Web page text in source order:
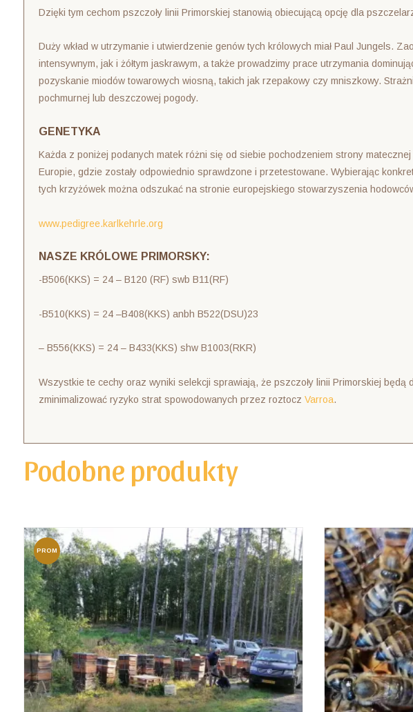
Dzięki tym cechom pszczoły linii Primorskiej stanowią obiecującą opcję dla
Duży wkład w utrzymanie i utwierdzenie genów tych królowych miał Paul Jungels.
intensywnym, jak i żółtym jaskrawym, a także prowadzimy prace utrzymania
pozyskanie miodów towarowych wiosną, takich jak rzepakowy czy mniszkowy.
pochmurnej lub deszczowej pogody.
GENETYKA
Każda z poniżej podanych matek różni się od siebie pochodzeniem strony
Europie, gdzie zostały odpowiednio sprawdzone i przetestowane. Wybierając
tych krzyżówek można odszukać na stronie europejskiego stowarzyszenia
www.pedigree.karlkehrle.org
NASZE KRÓLOWE PRIMORSKY:
-B506(KKS) = 24 – B120 (RF) swb B11(RF)
-B510(KKS) = 24 –B408(KKS) anbh B522(DSU)23
– B556(KKS) = 24 – B433(KKS) shw B1003(RKR)
Wszystkie te cechy oraz wyniki selekcji sprawiają, że pszczoły linii Primorskiej
zminimalizować ryzyko strat spowodowanych przez roztocz Varroa.
Podobne produkty
PROM
OCJA!